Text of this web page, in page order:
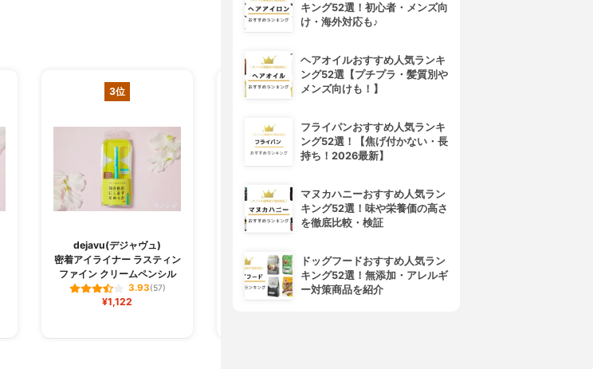
3位
dejavu(デジャヴュ)
密着アイライナー ラスティン
ファイン クリームペンシル
3.93(57)
¥1,122
4位
クリームフィットペンシル
3.87(22)
¥1,170
ジェルアイライナー
キング52選！初心者・メンズ向
け・海外対応も♪
ヘアオイルおすすめ人気ランキ
ング52選【プチプラ・髪質別や
メンズ向けも！】
フライパンおすすめ人気ランキ
ング52選！【焦げ付かない・長
持ち！2026最新】
マヌカハニーおすすめ人気ラン
キング52選！味や栄養価の高さ
を徹底比較・検証
ドッグフードおすすめ人気ラン
キング52選！無添加・アレルギ
ー対策商品を紹介